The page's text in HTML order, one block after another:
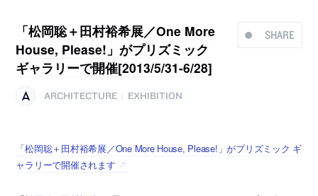
SHARE
「松岡聡＋田村裕希展／One More
House, Please!」がプリズミック
ギャラリーで開催[2013/5/31-6/28]
ARCHITECTURE EXHIBITION
「松岡聡＋田村裕希展／One More House, Please!」がプリズミック ギ
ャラリーで開催されます